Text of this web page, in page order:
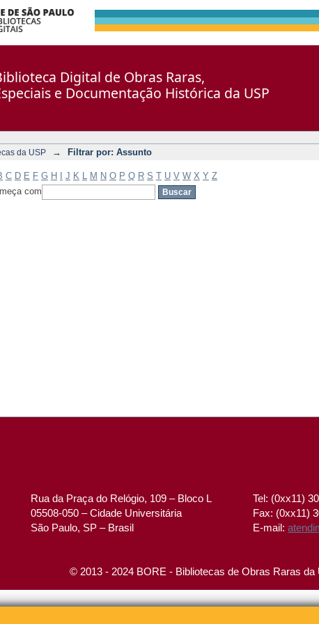
Digital de Obras Raras,
e Documentação Histórica da USP
da USP → Filtrar por: Assunto
C D E F G H J K M N O P Q R S T U V W X Y Z
com
Rua da Praça do Relógio, 109 – Bloco L
05508-050 – Cidade Universitária
São Paulo, SP – Brasil
Tel: (0xx11)
Fax: (0xx11)
E-mail:
© 2013 - 2024 BORE - Bibliotecas de Obras Raras da